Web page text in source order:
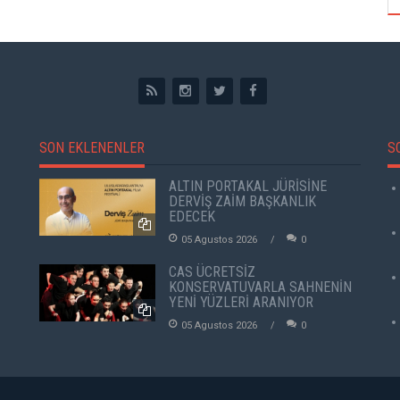
SON EKLENENLER
ALTIN PORTAKAL JÜRİSİNE
DERVİŞ ZAİM BAŞKANLIK
EDECEK
05 Agustos 2026 0
CAS ÜCRETSİZ
KONSERVATUVARLA SAHNENİN
YENİ YÜZLERİ ARANIYOR
05 Agustos 2026 0